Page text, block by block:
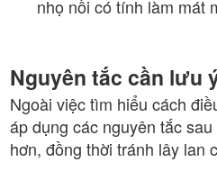
nhọ nồi có tính làm mát
Nguyên tắc cần lưu
Ngoài việc tìm hiểu cách
áp dụng các nguyên tắc
hơn, đồng thời tránh lây lan